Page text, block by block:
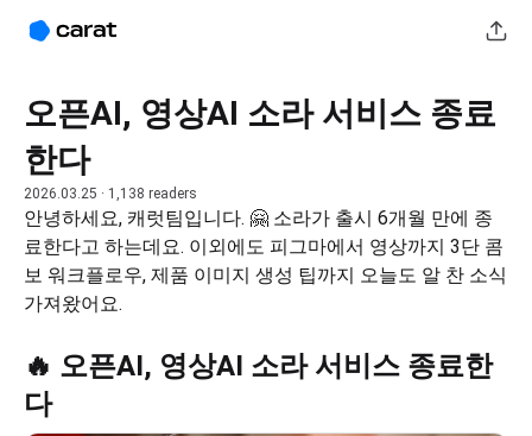
오픈AI, 영상AI 소라 서비스 종료
한다
2026.03.25 · 1,138 readers
안녕하세요, 캐럿팀입니다. 🤗 소라가 출시 6개월 만에 종
료한다고 하는데요. 이외에도 피그마에서 영상까지 3단 콤
보 워크플로우, 제품 이미지 생성 팁까지 오늘도 알 찬 소식
가져왔어요.
🔥 오픈AI, 영상AI 소라 서비스 종료한
다